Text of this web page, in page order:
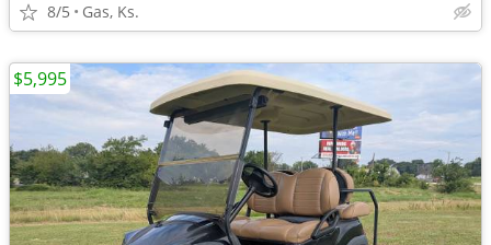
8/5 Gas, Ks.
$5,995